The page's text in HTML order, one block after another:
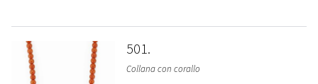
501
Collana con corallo